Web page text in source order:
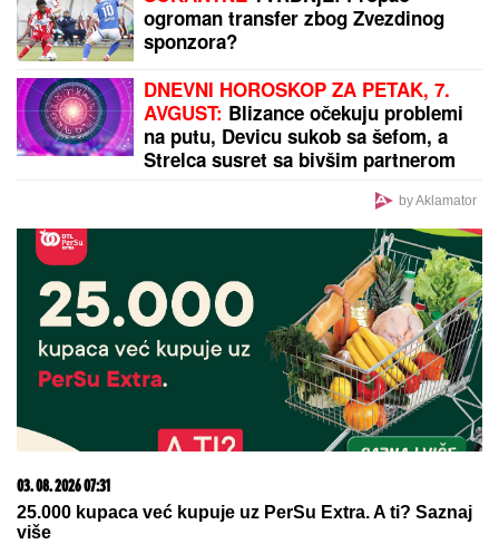
ogroman transfer zbog Zvezdinog
sponzora?
DNEVNI HOROSKOP ZA PETAK, 7.
AVGUST: Blizance očekuju problemi
na putu, Devicu sukob sa šefom, a
Strelca susret sa bivšim partnerom
by Aklamator
03. 08. 2026 07:31
25.000 kupaca već kupuje uz PerSu Extra. A ti? Saznaj
više